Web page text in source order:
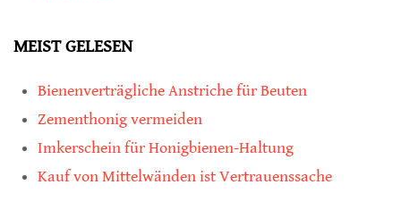
MEIST GELESEN
Bienenverträgliche Anstriche für Beuten
Zementhonig vermeiden
Imkerschein für Honigbienen-Haltung
Kauf von Mittelwänden ist Vertrauenssache